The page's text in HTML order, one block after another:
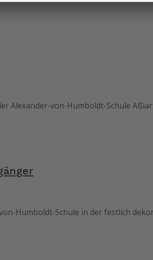
Alexander-von-Humboldt-Schule
Humboldt-Schule in der festlich